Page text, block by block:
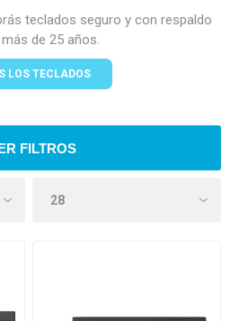
teclados seguro y con respaldo
de 25 años.
LOS TECLADOS
FILTROS